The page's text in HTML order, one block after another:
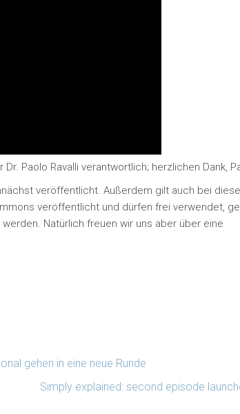
Paolo Ravalli verantwortlich; herzlichen Dank,
veröffentlicht. Außerdem gilt auch bei
veröffentlicht und dürfen frei verwendet,
Natürlich freuen wir uns aber über eine
gehen in eine neue Runde
Simply explained: second episode